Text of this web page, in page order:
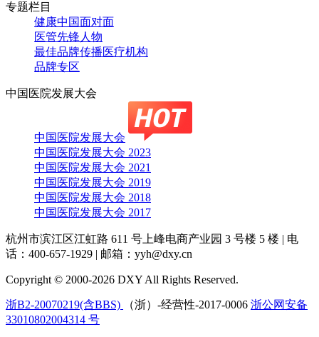
专题栏目
健康中国面对面
医管先锋人物
最佳品牌传播医疗机构
品牌专区
中国医院发展大会
中国医院发展大会
中国医院发展大会 2023
中国医院发展大会 2021
中国医院发展大会 2019
中国医院发展大会 2018
中国医院发展大会 2017
杭州市滨江区江虹路 611 号上峰电商产业园 3 号楼 5 楼 | 电
话：400-657-1929 | 邮箱：yyh@dxy.cn
Copyright © 2000-2026 DXY All Rights Reserved.
浙B2-20070219(含BBS) （浙）-经营性-2017-0006 浙公网安备
33010802004314 号